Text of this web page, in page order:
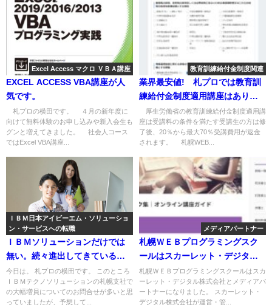
Excel Access マクロ ＶＢＡ講座
EXCEL ACCESS VBA講座が人
気です。
札プロの横田です。 ４月の新年度に
向けて無料体験のお申し込みや新入会生も
グンと増えてきました。 社会人コース
ではExcel VBA講座...
教育訓練給付金制度関連
業界最安値! 札プロでは教育訓
練給付金制度適用講座はありま
せんが、授業料は驚くほど安い
です。しかも『１対１ 個別指
導』！
厚生労働省の教育訓練給付金制度適用講
座は受講料の条件を満たす受講生の方は修
了後、20％から最大70％受講費用が返金
されます。 札幌WEB...
ＩＢＭ日本アイビーエム・ソリューショ
ン・サービスへの転職
ＩＢＭソリューションだけでは
無い。続々進出してきている東
京の大手ソフトウェア制作会社
の求人。
今日は。 札プロの横田です。 このところ
ＩＢＭテクノソリューションの札幌支社で
の大幅増員についてのお問合せが多いと思
っていましたが、予想して...
メディアパートナー
札幌ＷＥＢプログラミングスク
ールはスカーレット・デジタル
株式会社とメディアパートナー
になりました。
札幌ＷＥＢプログラミングスクールはスカ
ーレット・デジタル株式会社とメディアパ
ートナーになりました。 スカーレット・
デジタル株式会社が運営・管...